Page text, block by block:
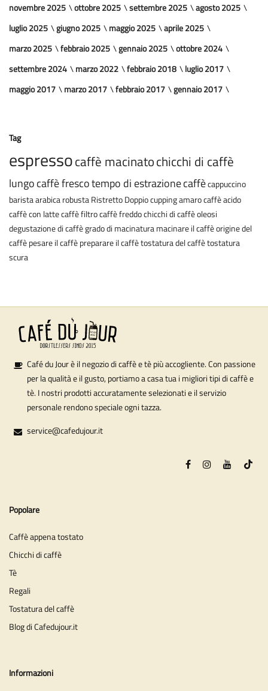
novembre 2025
ottobre 2025 settembre 2025
agosto 2025
luglio 2025
giugno 2025 maggio 2025
aprile 2025
marzo 2025
febbraio 2025 gennaio 2025
ottobre 2024
settembre 2024
marzo 2022 febbraio 2018
luglio 2017
maggio 2017
marzo 2017 febbraio 2017 gennaio 2017
Tag
espressocaffè macinatochicchi di caffè
lungocaffè frescotempo di estrazionecaffècappuccino
baristaarabicarobustaRistrettoDoppiocuppingamarocaffè acido
caffè con lattecaffè filtrocaffè freddochicchi di caffè oleosi
degustazione di caffègrado di macinaturamacinare il caffèorigine del
caffèpesare il caffèpreparare il caffètostatura del caffètostatura
scura
Café du Jour è il negozio di caffè e tè più accogliente. Con passione
per la qualità e il gusto, portiamo a casa tua i migliori tipi di caffè e
tè. I nostri prodotti accuratamente selezionati e il servizio
personale rendono speciale ogni tazza.
service@cafedujour.it
Popolare
Caffè appena tostato
Chicchi di caffè
Tè
Regali
Tostatura del caffè
Blog di Cafedujour.it
Informazioni